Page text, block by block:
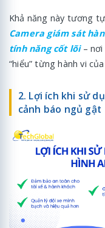
Khả năng này tương
Camera giám sát
tính năng cốt lõi– nơi
“hiểu” từng hành vi
2. Lợi ích khi sử
cảnh báo ngủ gật